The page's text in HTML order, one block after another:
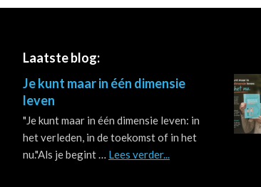
FooterLaatste blog:
Je kunt maar in één dimensie
leven
"Je kunt maar in één dimensie leven: in
het verleden, in de toekomst of in het
nu."Als je begint … Lees verder...